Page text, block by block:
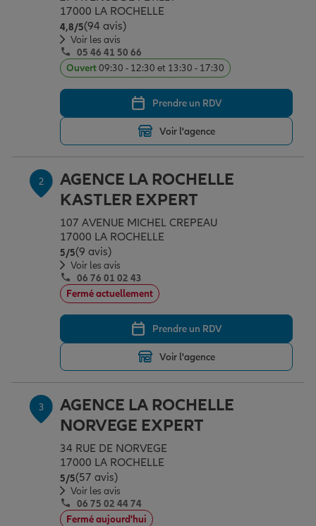
Assurance emprunteur
Prévoyance et dépendance
Assurance animal de compagnie
Protection de la famille
Protection juridique
Épargne & retraite
Plan épargne retraite
Assurance vie
Placements financiers
Transmission
Vos projets
Partir en vacances
Déménager
Départ à la retraite
Préparer l’avenir
Conseil assurance
Outre-mer
Assurance habitation
Le Pack Famille
Garantie des accidents de la vie
Assurance scolaire
Protection juridique
Retraite
Allianz en France
17000 LA ROCHELLE
4,8/5Note de 4.8 sur 5
(94 avis)
Voir les avis
05 46 41 50 66
Ouvert09:30 - 12:30 et 13:30 - 17:30
Prendre un RDV
Voir l'agence
2
AGENCE LA ROCHELLE
KASTLER EXPERT
107 AVENUE MICHEL CREPEAU
17000 LA ROCHELLE
5/5Note de 5 sur 5
(9 avis)
Voir les avis
06 76 01 02 43
Fermé actuellement
Prendre un RDV
Voir l'agence
3
AGENCE LA ROCHELLE
NORVEGE EXPERT
34 RUE DE NORVEGE
17000 LA ROCHELLE
5/5Note de 5 sur 5
(57 avis)
Voir les avis
06 75 02 44 74
Fermé aujourd'hui